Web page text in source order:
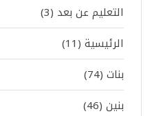
التعليم عن بعد (3)
الرئيسية (11)
بنات (74)
بنين (46)